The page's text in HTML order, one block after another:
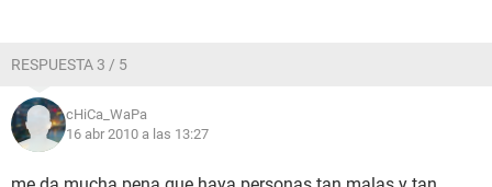
RESPUESTA 3 / 5
cHiCa_WaPa
16 abr 2010 a las 13:27